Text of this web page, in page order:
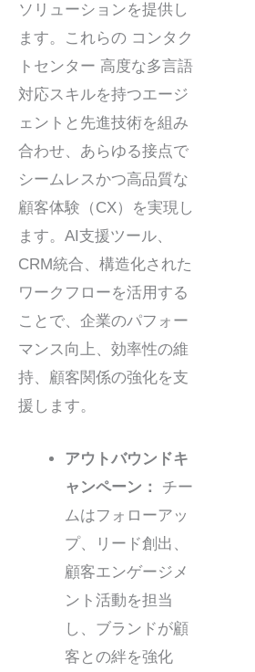
ソリューションを提供し
ます。これらの コンタク
トセンター 高度な多言語
対応スキルを持つエージ
ェントと先進技術を組み
合わせ、あらゆる接点で
シームレスかつ高品質な
顧客体験（CX）を実現し
ます。AI支援ツール、
CRM統合、構造化された
ワークフローを活用する
ことで、企業のパフォー
マンス向上、効率性の維
持、顧客関係の強化を支
援します。
アウトバウンドキ
ャンペーン：
チー
ムはフォローアッ
プ、リード創出、
顧客エンゲージメ
ント活動を担当
し、ブランドが顧
客との絆を強化